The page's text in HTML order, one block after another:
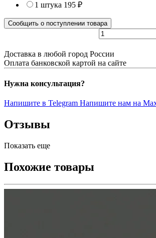
1 штука 195 ₽
Сообщить о поступлении товара
Доставка в любой город России
Оплата банковской картой на сайте
Нужна консультация?
Напишите в Telegram Напишите нам на
Отзывы
Показать еще
Похожие товары